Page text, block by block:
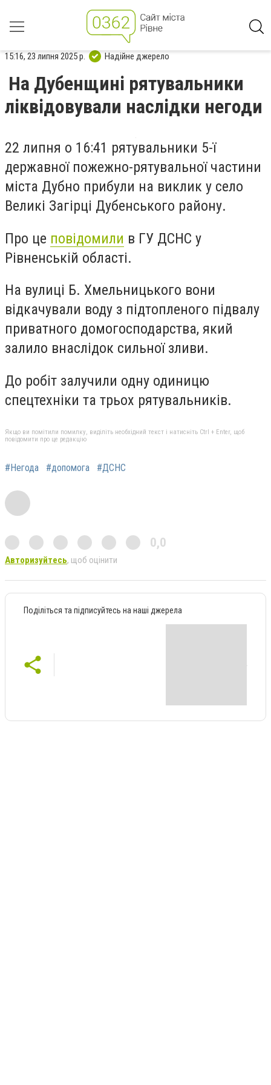
15:16, 23 липня 2025 р. Надійне джерело
На Дубенщині рятувальники
ліквідовували наслідки негоди
22 липня о 16:41 рятувальники 5-ї
державної пожежно-рятувальної частини
міста Дубно прибули на виклик у село
Великі Загірці Дубенського району.
Про це повідомили в ГУ ДСНС у
Рівненській області.
На вулиці Б. Хмельницького вони
відкачували воду з підтопленого підвалу
приватного домогосподарства, який
залило внаслідок сильної зливи.
До робіт залучили одну одиницю
спецтехніки та трьох рятувальників.
Якщо ви помітили помилку, виділіть необхідний текст і натисніть Ctrl + Enter, щоб
повідомити про це редакцію
#Негода #допомога #ДСНС
0,0
Авторизуйтесь, щоб оцінити
Поділіться та підписуйтесь на наші джерела